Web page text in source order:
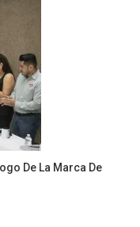
De La Marca De